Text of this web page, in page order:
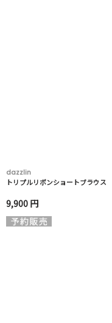
dazzlin
トリプルリボンショートブラウス
9,900 円